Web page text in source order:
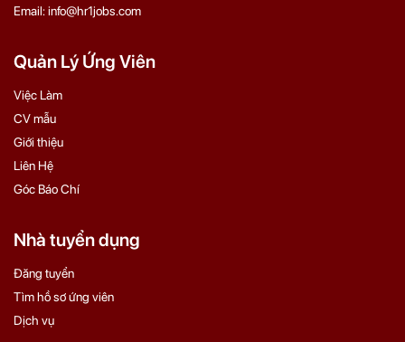
Email: info@hr1jobs.com
Quản Lý Ứng Viên
Việc Làm
CV mẫu
Giới thiệu
Liên Hệ
Góc Báo Chí
Nhà tuyển dụng
Đăng tuyển
Tìm hồ sơ ứng viên
Dịch vụ